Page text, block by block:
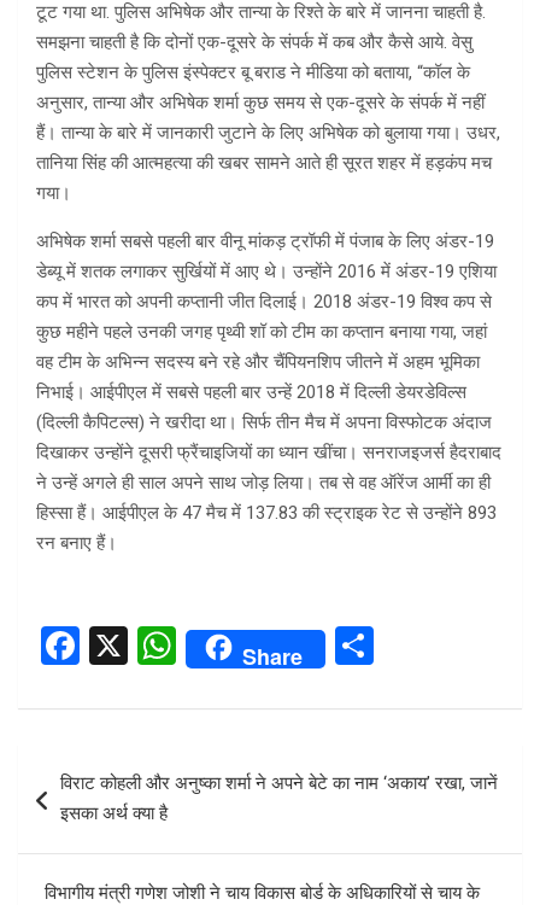
टूट गया था. पुलिस अभिषेक और तान्या के रिश्ते के बारे में जानना चाहती है.
समझना चाहती है कि दोनों एक-दूसरे के संपर्क में कब और कैसे आये. वेसु
पुलिस स्टेशन के पुलिस इंस्पेक्टर बू बराड ने मीडिया को बताया, “कॉल के
अनुसार, तान्या और अभिषेक शर्मा कुछ समय से एक-दूसरे के संपर्क में नहीं
हैं। तान्या के बारे में जानकारी जुटाने के लिए अभिषेक को बुलाया गया। उधर,
तानिया सिंह की आत्महत्या की खबर सामने आते ही सूरत शहर में हड़कंप मच
गया।
अभिषेक शर्मा सबसे पहली बार वीनू मांकड़ ट्रॉफी में पंजाब के लिए अंडर-19
डेब्यू में शतक लगाकर सुर्खियों में आए थे। उन्होंने 2016 में अंडर-19 एशिया
कप में भारत को अपनी कप्तानी जीत दिलाई। 2018 अंडर-19 विश्व कप से
कुछ महीने पहले उनकी जगह पृथ्वी शॉ को टीम का कप्तान बनाया गया, जहां
वह टीम के अभिन्न सदस्य बने रहे और चैंपियनशिप जीतने में अहम भूमिका
निभाई। आईपीएल में सबसे पहली बार उन्हें 2018 में दिल्ली डेयरडेविल्स
(दिल्ली कैपिटल्स) ने खरीदा था। सिर्फ तीन मैच में अपना विस्फोटक अंदाज
दिखाकर उन्होंने दूसरी फ्रैंचाइजियों का ध्यान खींचा। सनराजइजर्स हैदराबाद
ने उन्हें अगले ही साल अपने साथ जोड़ लिया। तब से वह ऑरेंज आर्मी का ही
हिस्सा हैं। आईपीएल के 47 मैच में 137.83 की स्ट्राइक रेट से उन्होंने 893
रन बनाए हैं।
F
ce
o
k
X
W
h
at
A
p
Share
ar
navigation
विराट कोहली और अनुष्का शर्मा ने अपने बेटे का नाम ‘अकाय’ रखा, जानें
इसका अर्थ क्‍या है
विभागीय मंत्री गणेश जोशी ने चाय विकास बोर्ड के अधिकारियों से चाय के